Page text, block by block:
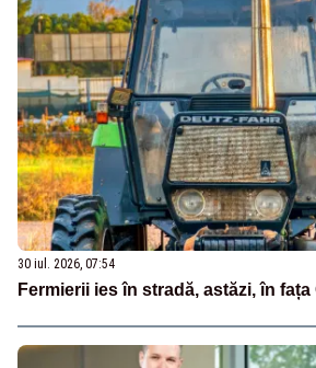
30 iul. 2026, 07:54
Fermierii ies în stradă, astăzi, în